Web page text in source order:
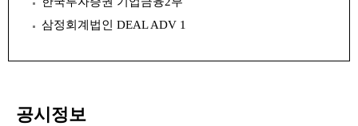
삼정회계법인 DEAL ADV 1
공시정보